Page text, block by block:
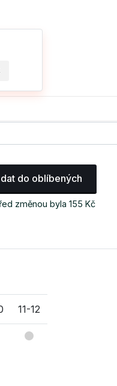
do oblíbených
změnou byla 155 Kč
11-12